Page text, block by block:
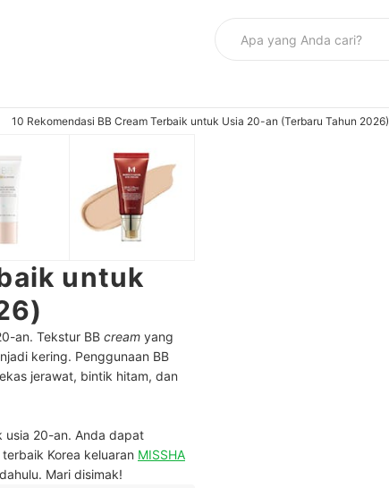
10 Rekomendasi BB Cream Terbaik untuk Usia 20-an (Terbaru Tahun 2026)
untuk
an. Tekstur BB cream yang
kering. Penggunaan BB
jerawat, bintik hitam, dan
usia 20-an. Anda dapat
terbaik Korea keluaran MISSHA
Mari disimak!